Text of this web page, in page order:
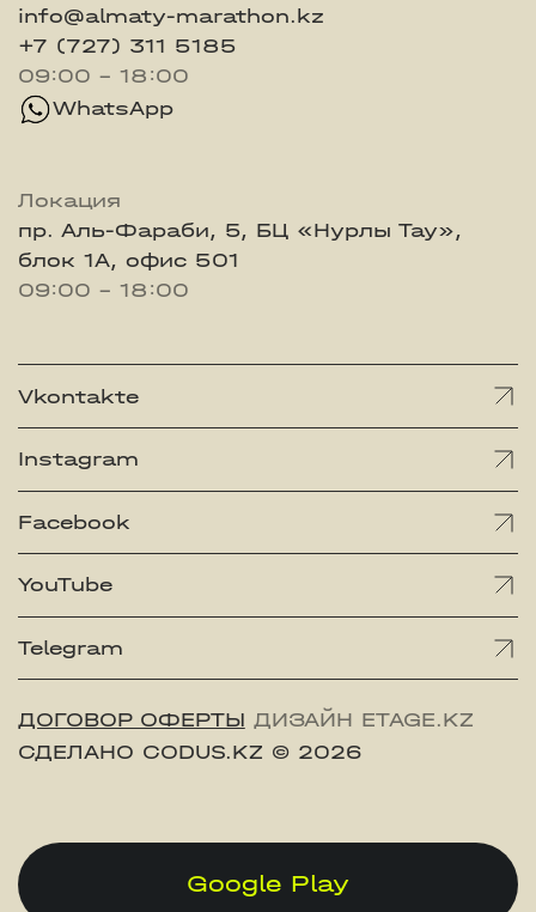
info@almaty-marathon.kz
+7 (727) 311 5185
09:00 - 18:00
WhatsApp
Локация
пр. Аль-Фараби, 5, БЦ «Нурлы Тау»,
блок 1А, офис 501
09:00 - 18:00
Vkontakte
Instagram
Facebook
YouTube
Telegram
ДОГОВОР ОФЕРТЫ ДИЗАЙН ETAGE.KZ
СДЕЛАНО CODUS.KZ © 2026
Google Play